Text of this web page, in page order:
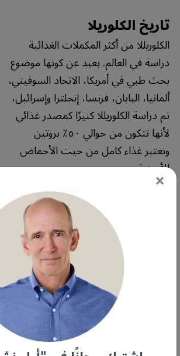
تاريخ الكلوريلا
الكلوريللا من أكثر المكملات الغذائية
دراسة في العالم. بعيد عن كونها موضوع
بحث طبي في أمريكا، الاتحاد السوفيتي،
ألمانيا، اليابان، فرنسا، إنجلترا وإسرائيل،
تم دراسة الكلوريللا كثيرًا كمصدر غذائي
لأنها تتكون من حوالي ٥٠٪ بروتين
وتعتبر غذاء كامل من حيث الأحماض
الأمينية.
حتى ناسا درست استخدام الكلوريللا
كأحد أول الأطعمة الكاملة في الفضاء
على محطة الفضاء الدولية!
دراسات في اليابان بينت أن الكلوريللا
ممكن تساعد في تقليل نسبة الدهون
في الجسم وممكن تكون مفيدة في
مكافحة السمنة ومرض السكري المرتبط
بالوزن. وكمان ممكن تساعد في تقليل
×